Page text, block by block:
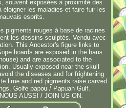
souvent exposées à proximité des
éloigner les maladies et faire fuir les
esprits.
pigments rouges à base de racines
les dessins sculptés. Vendu avec
This Ancestor's figure links to
boards are exposed in the haus
and are associated to the
Usually exposed near the skull
the diseases and for frightening
lime and red pigments raise carved
Golfe papou / Papuan Gulf.
AUSSI / JOIN US ON.